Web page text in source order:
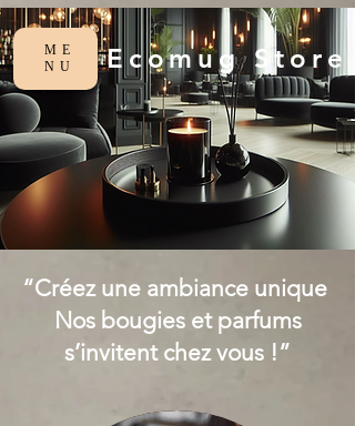
ME
NU
Ecomug Store
“Créez une ambiance unique
Nos bougies et parfums
s’invitent chez vous !”